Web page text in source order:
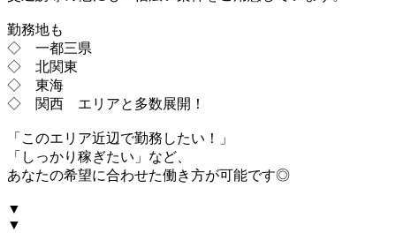
勤務地も
◇ 一都三県
◇ 北関東
◇ 東海
◇ 関西 エリアと多数展開！
「このエリア近辺で勤務したい！」
「しっかり稼ぎたい」など、
あなたの希望に合わせた働き方が可能です◎
▼
▼